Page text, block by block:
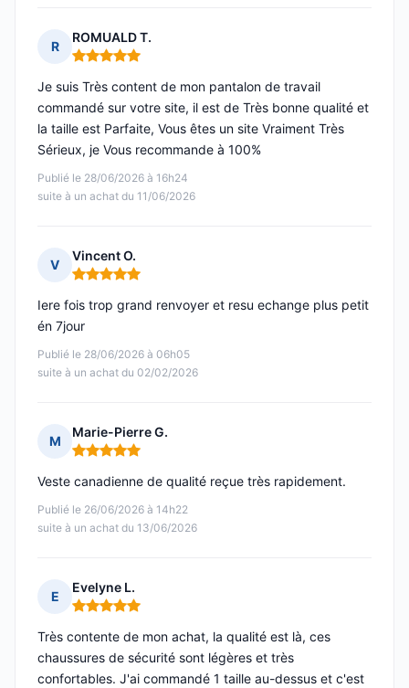
R
ROMUALD T.
Note : 5 sur 5
Publié le 28/06/2026 à 16h24
suite à un achat du 11/06/2026
Je suis Très content de mon pantalon de travail
commandé sur votre site, il est de Très bonne qualité et
la taille est Parfaite, Vous êtes un site Vraiment Très
Sérieux, je Vous recommande à 100%
V
Vincent O.
Note : 5 sur 5
Publié le 28/06/2026 à 06h05
suite à un achat du 02/02/2026
Iere fois trop grand renvoyer et resu echange plus petit
én 7jour
M
Marie-Pierre G.
Note : 5 sur 5
Publié le 26/06/2026 à 14h22
suite à un achat du 13/06/2026
Veste canadienne de qualité reçue très rapidement.
E
Evelyne L.
Note : 5 sur 5
Très contente de mon achat, la qualité est là, ces
chaussures de sécurité sont légères et très
confortables. J'ai commandé 1 taille au-dessus et c'est